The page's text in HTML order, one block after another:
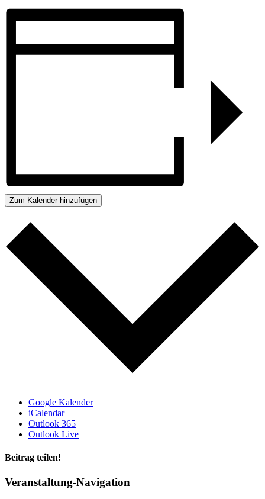
Zum Kalender hinzufügen
Google Kalender
iCalendar
Outlook 365
Outlook Live
Beitrag teilen!
Facebook
X
Pinterest
Veranstaltung-Navigation